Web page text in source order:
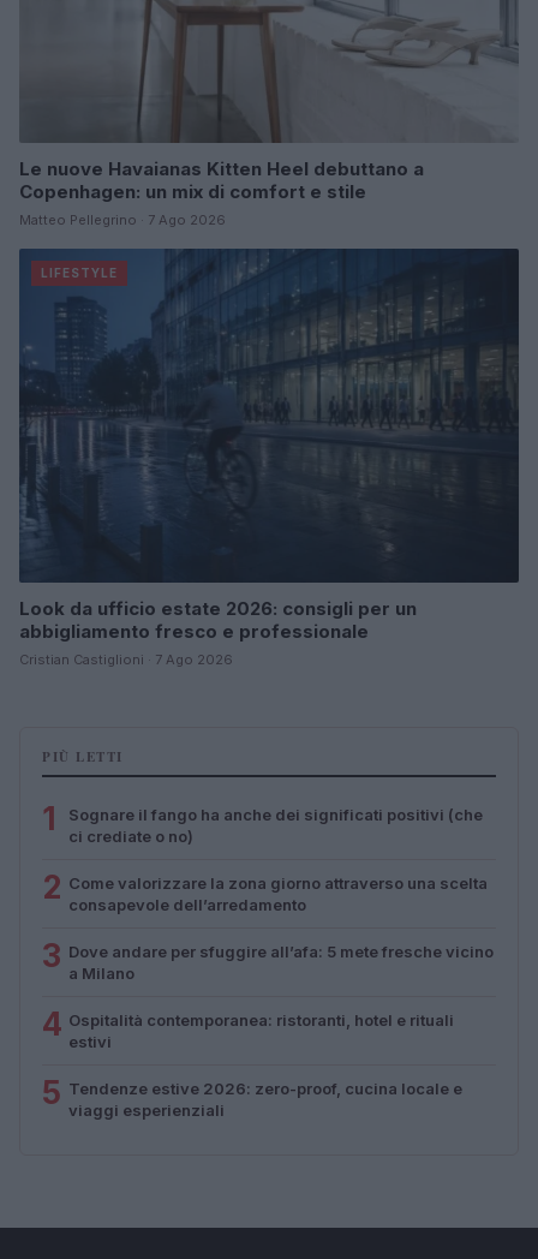
Le nuove Havaianas Kitten Heel debuttano a
Copenhagen: un mix di comfort e stile
Matteo Pellegrino · 7 Ago 2026
LIFESTYLE
Look da ufficio estate 2026: consigli per un
abbigliamento fresco e professionale
Cristian Castiglioni · 7 Ago 2026
PIÙ LETTI
1
Sognare il fango ha anche dei significati positivi (che
ci crediate o no)
2 Come valorizzare la zona giorno attraverso una scelta
consapevole dell’arredamento
3 Dove andare per sfuggire all’afa: 5 mete fresche vicino
a Milano
4 Ospitalità contemporanea: ristoranti, hotel e rituali
estivi
5 Tendenze estive 2026: zero-proof, cucina locale e
viaggi esperienziali